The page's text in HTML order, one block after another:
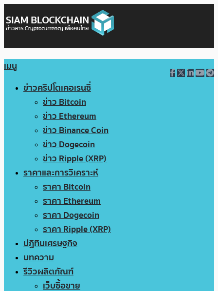
เมนู
ข่าวคริปโตเคอเรนซี่
ข่าว Bitcoin
ข่าว Ethereum
ข่าว Binance Coin
ข่าว Dogecoin
ข่าว Ripple (XRP)
ราคาและการวิเคราะห์
ราคา Bitcoin
ราคา Ethereum
ราคา Dogecoin
ราคา Ripple (XRP)
ปฏิทินเศรษฐกิจ
บทความ
รีวิวผลิตภัณฑ์
เว็บซื้อขาย